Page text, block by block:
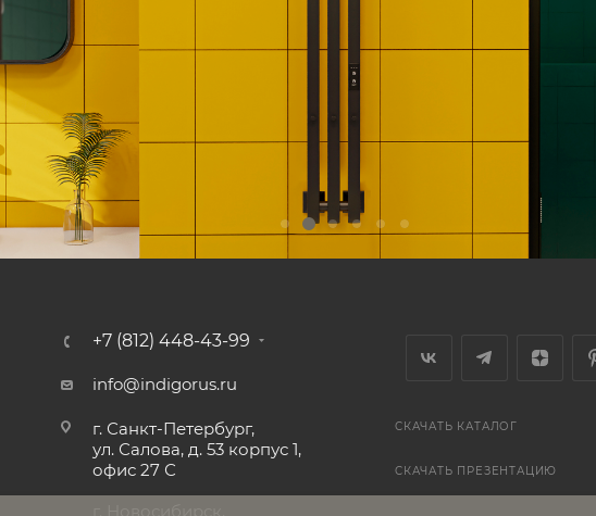
+7 (812) 448-43-99
info@indigorus.ru
г. Санкт-Петербург,
ул. Салова, д. 53 корпус 1,
офис 27 С
СКАЧАТЬ КАТАЛОГ
СКАЧАТЬ ПРЕЗЕНТАЦИЮ